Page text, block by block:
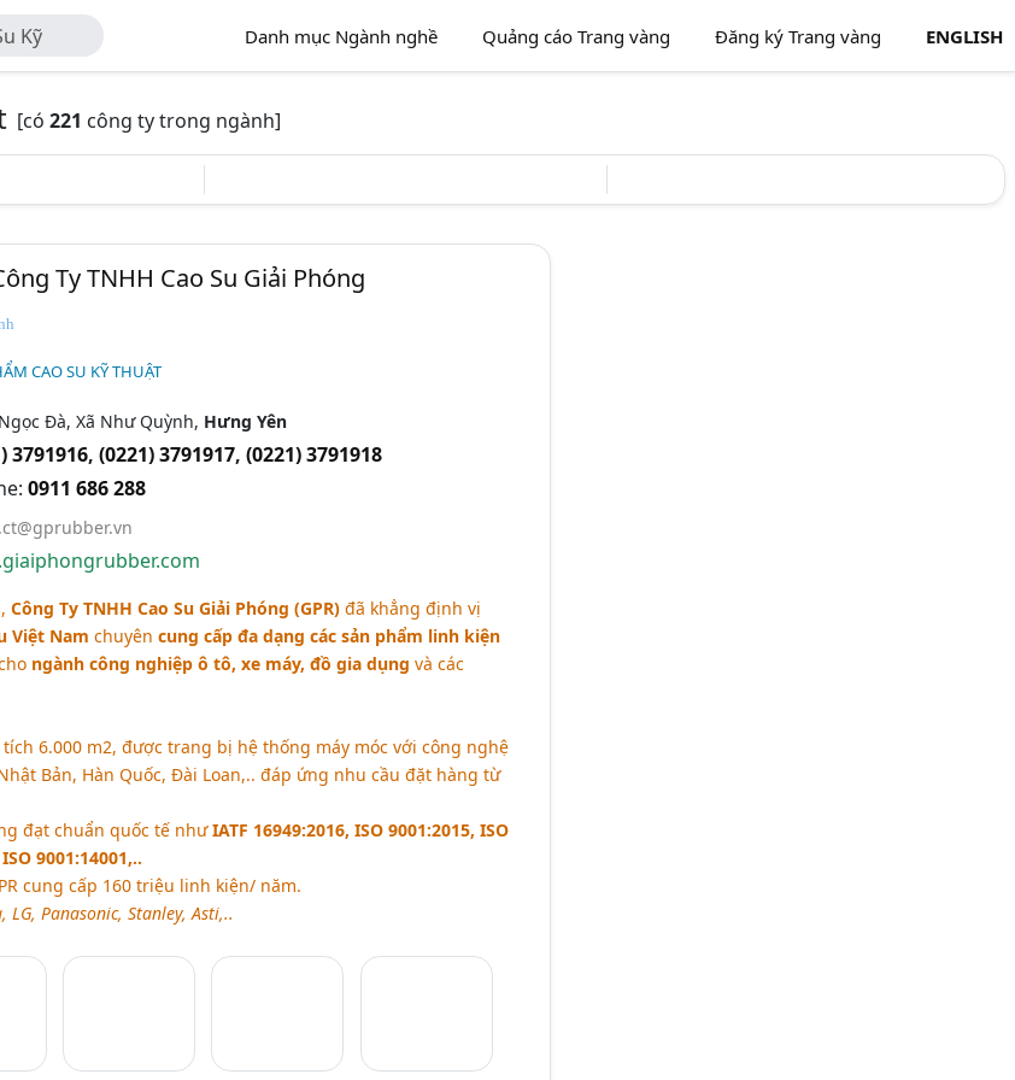
Kỹ
Danh mục Ngành nghề Quảng cáo Trang vàng Đăng ký Trang vàng ENGLISH
[có 221 công ty trong ngành]
Ty TNHH Cao Su Giải Phóng
CAO SU KỸ THUẬT
Đà, Xã Như Quỳnh, Hưng Yên
3791916, (0221) 3791917, (0221) 3791918
0911 686 288
Công Ty TNHH Cao Su Giải Phóng (GPR)đã khẳng định vị
Việt Nam chuyên cung cấp đa dạng các sản phẩm linh kiện
ngành công nghiệp ô tô, xe máy, đồ gia dụng và các
6.000 m2, được trang bị hệ thống máy móc với công nghệ
Bản, Hàn Quốc, Đài Loan,.. đáp ứng nhu cầu đặt hàng từ
đạt chuẩn quốc tế nhưIATF 16949:2016, ISO 9001:2015, ISO
9001:14001,..
cung cấp 160 triệu linh kiện/ năm.
LG, Panasonic, Stanley, Asti,..